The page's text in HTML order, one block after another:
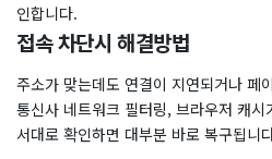
인합니다.
접속 차단시 해결방법
주소가 맞는데도 연결이 지연되거나 페
통신사 네트워크 필터링, 브라우저 캐
서대로 확인하면 대부분 바로 복구됩니